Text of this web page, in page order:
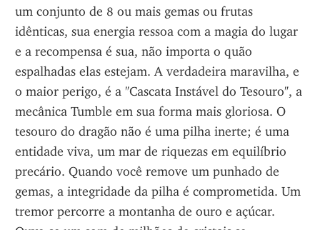
um conjunto de 8 ou mais gemas ou frutas
idênticas, sua energia ressoa com a magia do lugar
e a recompensa é sua, não importa o quão
espalhadas elas estejam. A verdadeira maravilha, e
o maior perigo, é a "Cascata Instável do Tesouro", a
mecânica Tumble em sua forma mais gloriosa. O
tesouro do dragão não é uma pilha inerte; é uma
entidade viva, um mar de riquezas em equilíbrio
precário. Quando você remove um punhado de
gemas, a integridade da pilha é comprometida. Um
tremor percorre a montanha de ouro e açúcar.